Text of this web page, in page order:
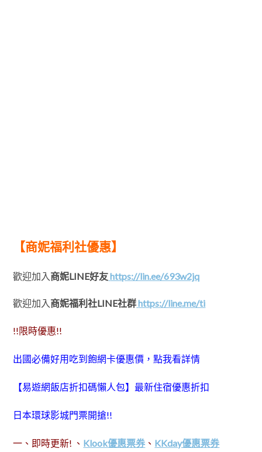
【商妮福利社優惠】
歡迎加入 商妮LINE好友https://lin.ee/693w2jq
歡迎加入 商妮福利社LINE社群https://line.me/ti
!!限時優惠!!
出國必備好用吃到飽網卡優惠價，點我看詳情
【易遊網飯店折扣碼懶人包】最新住宿優惠折扣
日本環球影城門票開搶!!
一、即時更新! 、 Klook優惠票券 、 KKday優惠票券